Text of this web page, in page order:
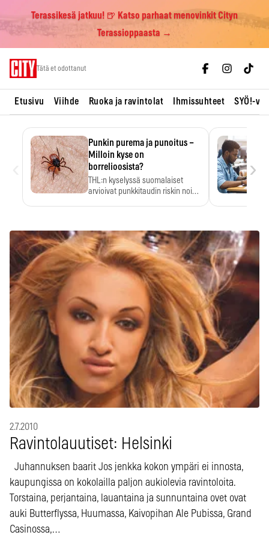
Terassikesä jatkuu! 🍺 Katso parhaat menovinkit Cityn
Terassioppaasta →
Tätä et odottanut
Etusivu Viihde Ruoka ja ravintolat Ihmissuhteet SYÖ!-
Punkin purema ja punoitus –
Milloin kyse on
borrelioosista?
THL:n kyselyssä suomalaiset
arvioivat punkkitaudin riskin noin
›
2.7.2010
Ravintolauutiset: Helsinki
Juhannuksen baarit Jos jenkka kokon ympäri ei innosta,
kaupungissa on kokolailla paljon aukiolevia ravintoloita.
Torstaina, perjantaina, lauantaina ja sunnuntaina ovet ovat
auki Butterflyssa, Huumassa, Kaivopihan Ale Pubissa, Grand
Casinossa,…